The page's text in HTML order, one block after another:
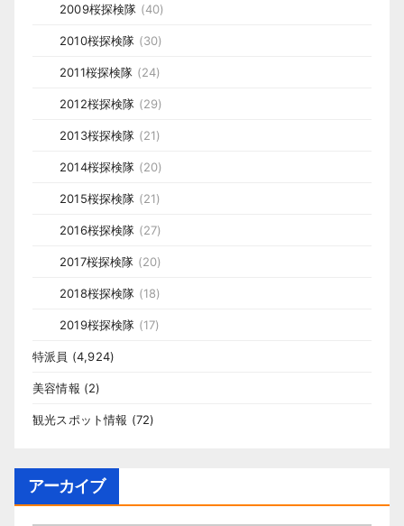
2009桜探検隊 (40)
2010桜探検隊 (30)
2011桜探検隊 (24)
2012桜探検隊 (29)
2013桜探検隊 (21)
2014桜探検隊 (20)
2015桜探検隊 (21)
2016桜探検隊 (27)
2017桜探検隊 (20)
2018桜探検隊 (18)
2019桜探検隊 (17)
特派員 (4,924)
美容情報 (2)
観光スポット情報 (72)
アーカイブ